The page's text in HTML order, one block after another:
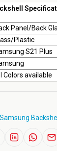
Panel/Back
Plastic
S21 Plus
Colors available
Samsung Backshell